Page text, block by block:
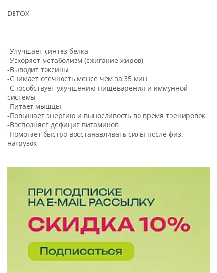
DETOX
-Улучшает синтез белка
-Ускоряет метаболизм (сжигание жиров)
-Выводит токсины
-Снимает отечность менее чем за 35 мин
-Способствует улучшению пищеварения и иммунной
системы
-Питает мышцы
-Повышает энергию и выносливость во время тренировок
-Восполняет дефицит витаминов
-Помогает быстро восстанавливать силы после физ.
нагрузок